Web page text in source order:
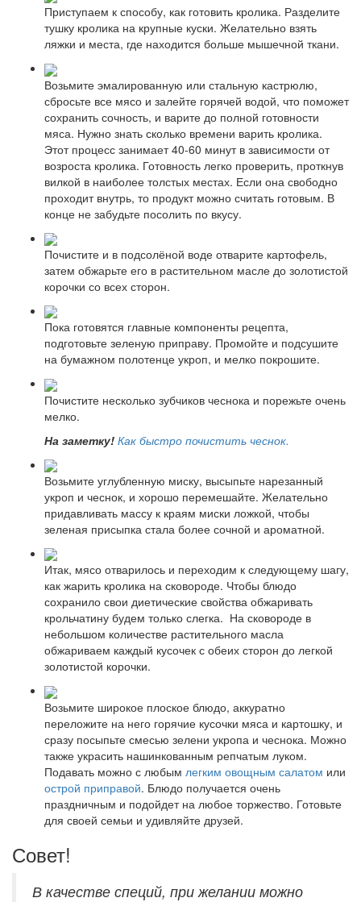
Приступаем к способу, как готовить кролика. Разделите
тушку кролика на крупные куски. Желательно взять
ляжки и места, где находится больше мышечной ткани.
Возьмите эмалированную или стальную кастрюлю,
сбросьте все мясо и залейте горячей водой, что поможет
сохранить сочность, и варите до полной готовности
мяса. Нужно знать сколько времени варить кролика.
Этот процесс занимает 40-60 минут в зависимости от
возроста кролика. Готовность легко проверить, проткнув
вилкой в наиболее толстых местах. Если она свободно
проходит внутрь, то продукт можно считать готовым. В
конце не забудьте посолить по вкусу.
Почистите и в подсолёной воде отварите картофель,
затем обжарьте его в растительном масле до золотистой
корочки со всех сторон.
Пока готовятся главные компоненты рецепта,
подготовьте зеленую приправу. Промойте и подсушите
на бумажном полотенце укроп, и мелко покрошите.
Почистите несколько зубчиков чеснока и порежьте очень
мелко.
На заметку! Как быстро почистить чеснок.
Возьмите углубленную миску, высыпьте нарезанный
укроп и чеснок, и хорошо перемешайте. Желательно
придавливать массу к краям миски ложкой, чтобы
зеленая присыпка стала более сочной и ароматной.
Итак, мясо отварилось и переходим к следующему шагу,
как жарить кролика на сковороде. Чтобы блюдо
сохранило свои диетические свойства обжаривать
крольчатину будем только слегка. На сковороде в
небольшом количестве растительного масла
обжариваем каждый кусочек с обеих сторон до легкой
золотистой корочки.
Возьмите широкое плоское блюдо, аккуратно
переложите на него горячие кусочки мяса и картошку, и
сразу посыпьте смесью зелени укропа и чеснока. Можно
также украсить нашинкованным репчатым луком.
Подавать можно с любым легким овощным салатом или
острой приправой. Блюдо получается очень
праздничным и подойдет на любое торжество. Готовьте
для своей семьи и удивляйте друзей.
Совет!
В качестве специй, при желании можно